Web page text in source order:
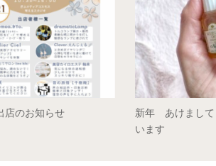
店のお知らせ
新年 あけまし
います